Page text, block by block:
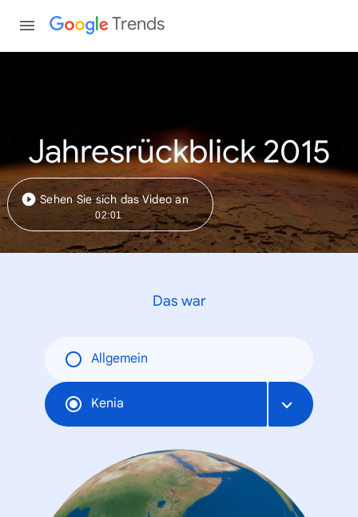
Trends
Jahresrückblick 2015
Sehen Sie sich das Video an
02:01
Das war
Allgemein
Kenia